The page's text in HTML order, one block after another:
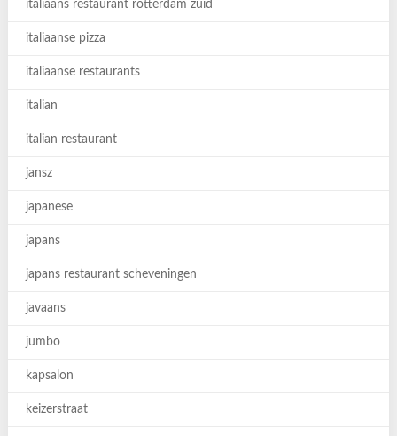
italiaans restaurant rotterdam zuid
italiaanse pizza
italiaanse restaurants
italian
italian restaurant
jansz
japanese
japans
japans restaurant scheveningen
javaans
jumbo
kapsalon
keizerstraat